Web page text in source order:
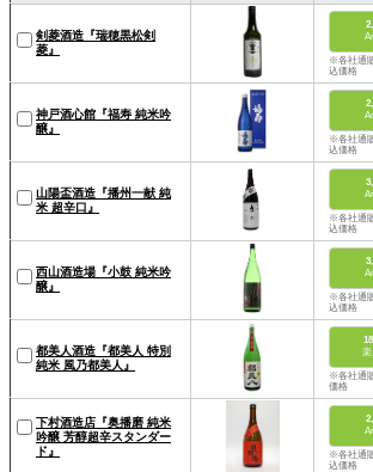
剣菱酒造『瑞穂黒松剣
菱』
※各社通
込価格
神戸酒心館『福寿 純米吟
醸』
※各社通
込価格
山陽盃酒造『播州一献 純
米 超辛口』
※各社通
込価格
西山酒造場『小鼓 純米吟
醸』
※各社通
込価格
都美人酒造『都美人 特別
純米 風乃都美人』
楽
※各社通
価格
下村酒造店『奥播磨 純米
吟醸 芳醇超辛スタンダー
ド』
※各社通
込価格